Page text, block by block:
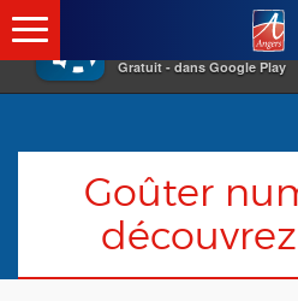
×
Gratuit - dans Google Play
Goûter